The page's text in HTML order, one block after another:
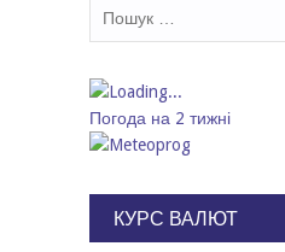
Погода на 2 тижні
КУРС ВАЛЮТ